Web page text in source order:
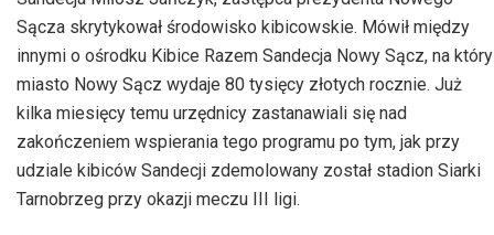
Sącza skrytykował środowisko kibicowskie. Mówił między
innymi o ośrodku Kibice Razem Sandecja Nowy Sącz, na który
miasto Nowy Sącz wydaje 80 tysięcy złotych rocznie. Już
kilka miesięcy temu urzędnicy zastanawiali się nad
zakończeniem wspierania tego programu po tym, jak przy
udziale kibiców Sandecji zdemolowany został stadion Siarki
Tarnobrzeg przy okazji meczu III ligi.